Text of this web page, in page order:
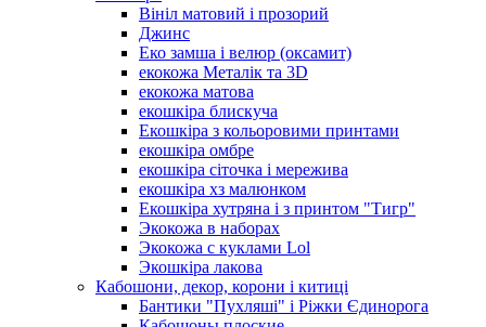
Вініл матовий і прозорий
Джинс
Еко замша і велюр (оксамит)
екокожа Металік та 3D
екокожа матова
екошкіра блискуча
Екошкіра з кольоровими принтами
екошкіра омбре
екошкіра сіточка і мережива
екошкіра хз малюнком
Екошкіра хутряна і з принтом "Тигр"
Экокожа в наборах
Экокожа с куклами Lol
Экошкiра лакова
Кабошони, декор, корони і китиці
Бантики "Пухляші" і Ріжки Єдинорога